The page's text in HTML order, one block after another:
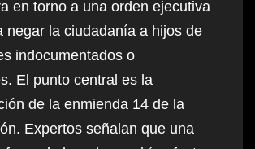
en torno a una orden ejecutiva
negar la ciudadanía a hijos de
indocumentados o
El punto central es la
de la enmienda 14 de la
Expertos señalan que una